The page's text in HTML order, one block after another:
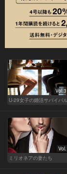
U-29女子の婚活サバイバ
ミリオネアの妻たち